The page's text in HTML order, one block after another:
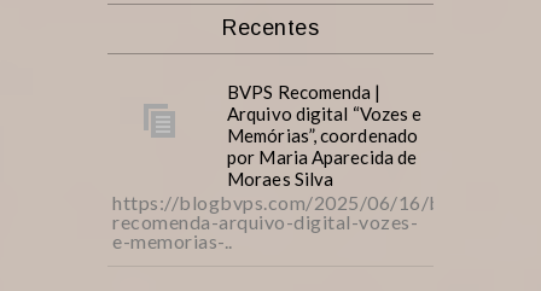
Recentes
BVPS Recomenda |
Arquivo digital “Vozes e
Memórias”, coordenado
por Maria Aparecida de
Moraes Silva
https://blogbvps.com/2025/06/16/bvps-
recomenda-arquivo-digital-vozes-
e-memorias-..